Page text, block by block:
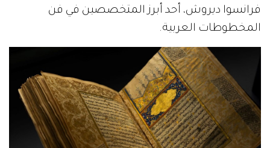
فرانسوا ديروش، أحد أبرز المتخصصين في فن
المخطوطات العربية.